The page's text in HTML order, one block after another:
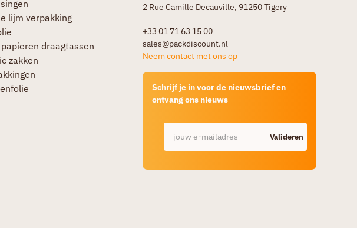
2 Rue Camille Decauville, 91250 Tigery
+33 01 71 63 15 00
sales@packdiscount.nl
Neem contact met ons op
Schrijf je in voor de nieuwsbrief en
ontvang ons nieuws
Valideren
lijm verpakking
draagtassen
zakken